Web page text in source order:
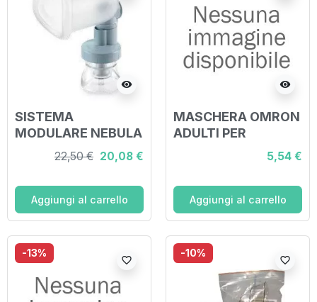
visibility
SISTEMA
MODULARE NEBULA
SPACER PER
L'APPARATO
POLMONARE CON
MASCHERA
AMPOLLA
22,50 € 20,08 €
Aggiungi al carrello
visibility
MASCHERA OMRON
ADULTI PER
NEBULIZZATORE
5,54 €
Aggiungi al carrello
-13%
favorite_border
-10%
favorite_border